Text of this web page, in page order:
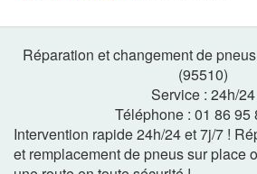
Réparation et changement de
(95510)
Service : 24h/24
Téléphone : 01 86 95
Intervention rapide 24h/24 et 7j/7 !
et remplacement de pneus sur place